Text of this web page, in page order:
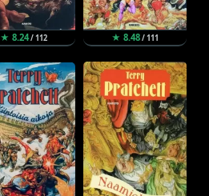
★ 8.24/ 112 ★ 8.48/ 111